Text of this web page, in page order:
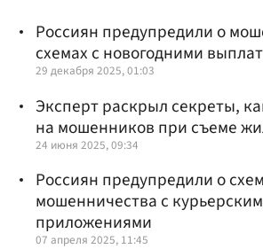
Россиян предупредили о
схемах с новогодними
29 декабря 2025, 01:03
Эксперт раскрыл секреты,
на мошенников при съеме
24 июня 2025, 09:34
Россиян предупредили о
мошенничества с
приложениями
07 апреля 2025, 11:45